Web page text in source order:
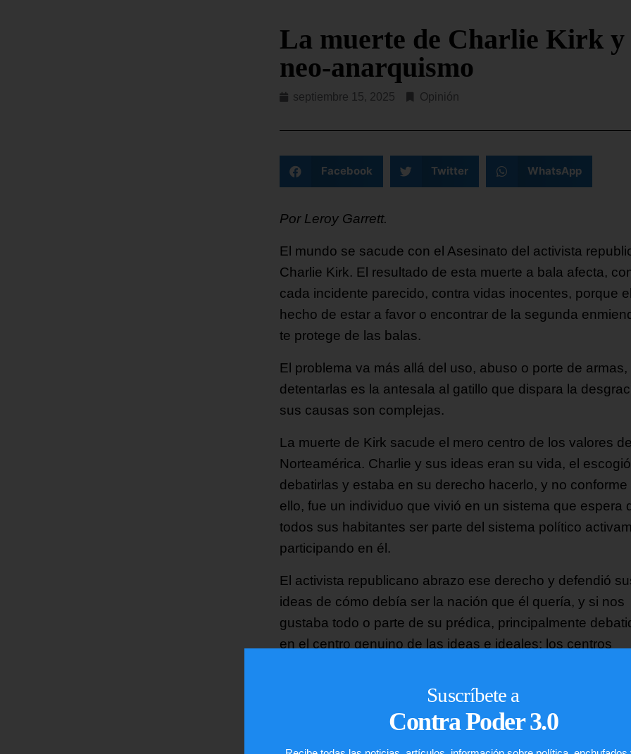
La muerte de Charlie Kirk y
neo-anarquismo
septiembre 15, 2025 Opinión
Facebook Twitter WhatsApp
Por Leroy Garrett.
El mundo se sacude con el Asesinato del activista
Charlie Kirk. El resultado de esta muerte a bala afecta,
cada incidente parecido, contra vidas inocentes, porque el
hecho de estar a favor o encontrar de la segunda
te protege de las balas.
El problema va más allá del uso, abuso o porte de armas,
detentarlas es la antesala al gatillo que dispara la
sus causas son complejas.
La muerte de Kirk sacude el mero centro de los valores de
Norteamérica. Charlie y sus ideas eran su vida, el escogió
debatirlas y estaba en su derecho hacerlo, y no conforme
ello, fue un individuo que vivió en un sistema que espera
todos sus habitantes ser parte del sistema político
participando en él.
El activista republicano abrazo ese derecho y defendió
ideas de cómo debía ser la nación que él quería, y si nos
gustaba todo o parte de su prédica, principalmente
en el centro genuino de las ideas e ideales: los centros
tiene el derecho de adjudicarse haber apagado su vos.
En el espectro político he escuchado líderes de ambos
Suscríbete a
Contra Poder 3.0